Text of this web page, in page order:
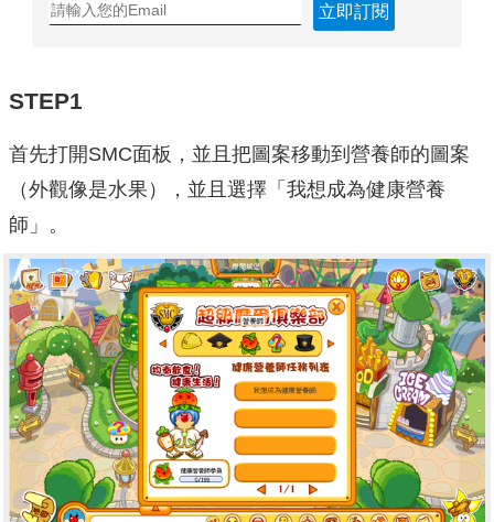
立即訂閱
STEP1
首先打開SMC面板，並且把圖案移動到營養師的圖案
（外觀像是水果），並且選擇「我想成為健康營養
師」。